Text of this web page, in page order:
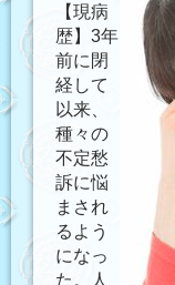
【現病
歴】3年
前に閉
経して
以来、
種々の
不定愁
訴に悩
まされ
るよう
になっ
た。人